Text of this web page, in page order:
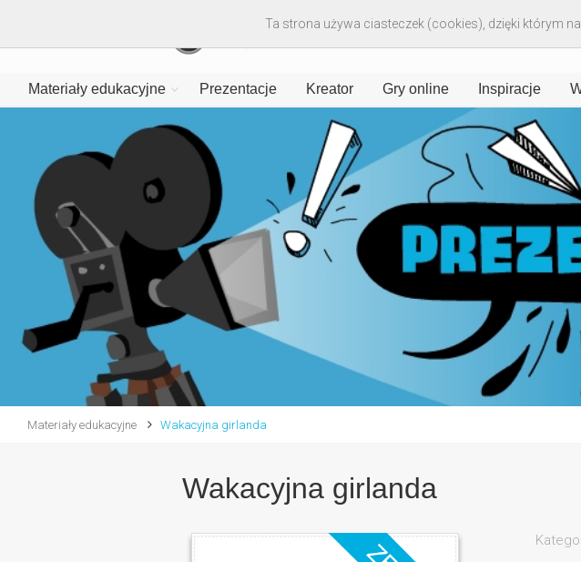
Materiały edukacyjne Prezentacje Kreator Gry online Inspiracje
Materiały edukacyjne Wakacyjna girlanda
Wakacyjna girlanda
Ta strona używa ciasteczek (cookies), dzięki którym